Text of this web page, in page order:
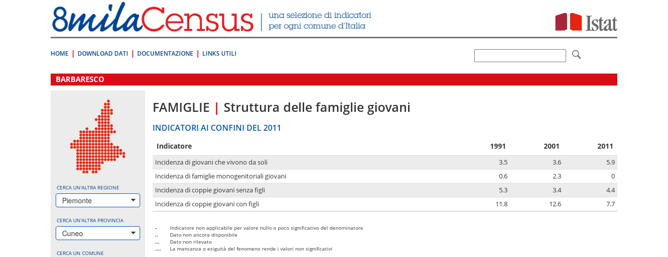
direttamente
a:
Contenuto
HOME DOWNLOAD DATI DOCUMENTAZIONE LINKS UTILI
.
BARBARESCO
CERCA UN'ALTRA REGIONE
Piemonte
CERCA UN'ALTRA PROVINCIA
Cuneo
CERCA UN COMUNE
FAMIGLIE | Struttura delle famiglie giovani
INDICATORI AI CONFINI DEL 2011
Indicatore 1991 2001 2011
Incidenza di giovani che vivono da soli 3.5 3.6
5.9
Incidenza di famiglie monogenitoriali giovani
0.6 2.3
0
Incidenza di coppie giovani senza figli
5.3 3.4
4.4
Incidenza di coppie giovani con figli
11.8 12.6 7.7
-
Indicatore non applicabile per valore nullo o poco significativo del denominatore
..
Dato non ancora disponibile
...
Dato non rilevato
....
La mancanza o esiguità del fenomeno rende i valori non significativi